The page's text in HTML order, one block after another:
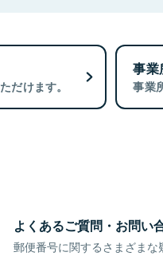
だけます。
事業
事業
よくあるご質問・お問い
郵便番号に関するさまざまな